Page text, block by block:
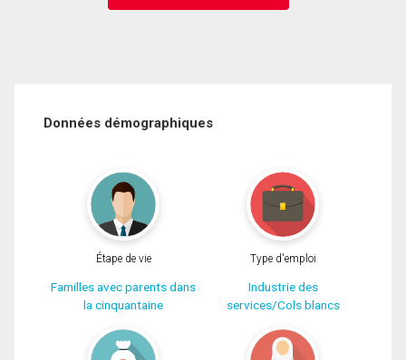
Données démographiques
Étape de vie
Familles avec parents dans
la cinquantaine
Type d'emploi
Industrie des
services/Cols blancs